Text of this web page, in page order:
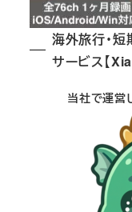
海外旅行・
サービス【
当社で運営